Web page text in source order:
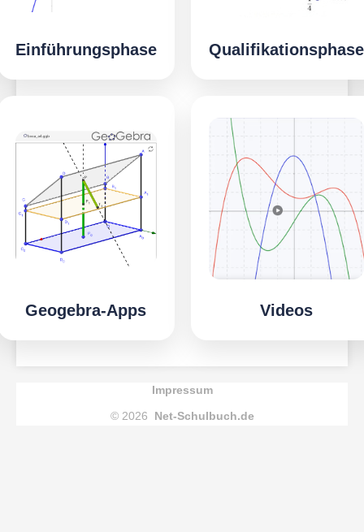
Einführungsphase Qualifikationsphase
Geogebra-Apps Videos
Impressum
© 2026
Net-Schulbuch.de